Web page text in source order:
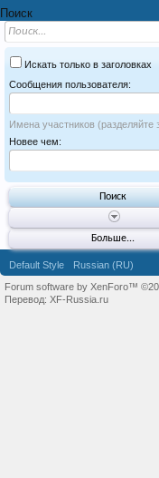
Поиск
Искать только в заголовках
Сообщения пользователя:
Имена участников (разделяйте
Новее чем:
Больше...
Default Style Russian (RU)
Forum software by XenForo™
Перевод: XF-Russia.ru